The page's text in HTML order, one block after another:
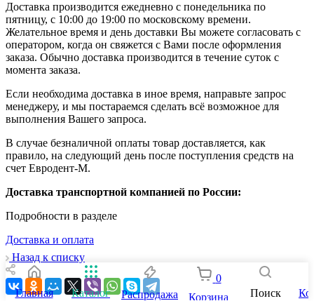
Доставка производится ежедневно с понедельника по
пятницу, с 10:00 до 19:00 по московскому времени.
Желательное время и день доставки Вы можете согласовать с
оператором, когда он свяжется с Вами после оформления
заказа. Обычно доставка производится в течение суток с
момента заказа.
Если необходима доставка в иное время, направьте запрос
менеджеру, и мы постараемся сделать всё возможное для
выполнения Вашего запроса.
В случае безналичной оплаты товар доставляется, как
правило, на следующий день после поступления средств на
счет Евродент-М.
Доставка транспортной компанией по России:
Подробности в разделе
Доставка и оплата
Назад к списку
Главная Каталог Распродажа
0
Корзина
Поиск